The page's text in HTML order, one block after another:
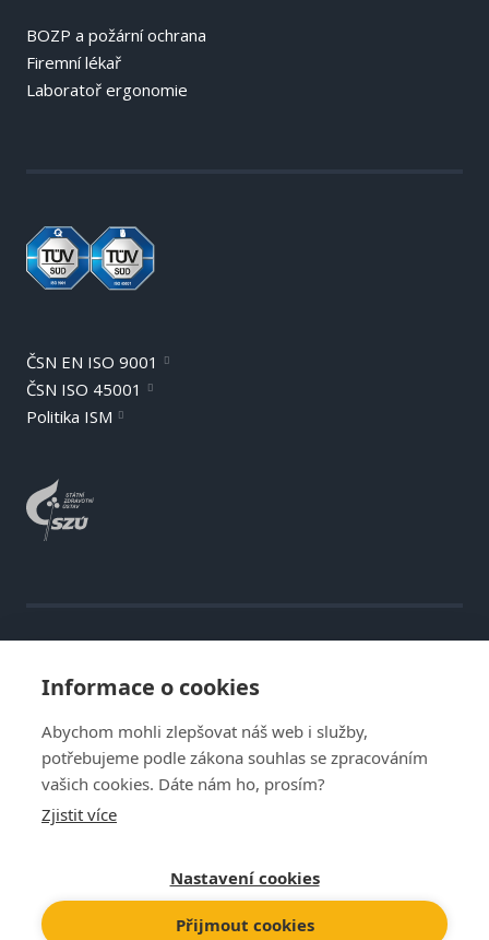
Informace o cookies
Abychom mohli zlepšovat náš web i služby,
potřebujeme podle zákona souhlas se zpracováním
vašich cookies. Dáte nám ho, prosím?
Zjistit více
Nastavení cookies
Přijmout cookies
BOZP a požární ochrana
Firemní lékař
Laboratoř ergonomie
ČSN EN ISO 9001
ČSN ISO 45001
Politika ISM
Zásady ochrany osobních údajů
Tento web běží na solidpixels.